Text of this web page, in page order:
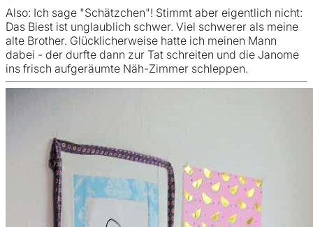
Also: Ich sage "Schätzchen"! Stimmt aber eigentlich nicht:
Das Biest ist unglaublich schwer. Viel schwerer als meine
alte Brother. Glücklicherweise hatte ich meinen Mann
dabei - der durfte dann zur Tat schreiten und die Janome
ins frisch aufgeräumte Näh-Zimmer schleppen.